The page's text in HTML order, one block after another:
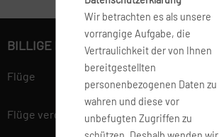
Wir betrachten es als unsere
vorrangige Aufgabe, die
Vertraulichkeit der von Ihnen
bereitgestellten
personenbezogenen Daten zu
wahren und diese vor
unbefugten Zugriffen zu
BILLIGE FLÜGE BUCHEN
Flüge
Flüge vergleichen